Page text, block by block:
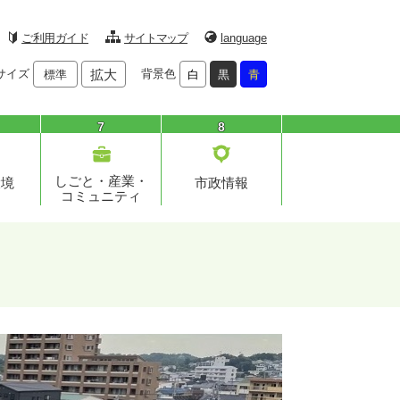
ご利用ガイド サイトマップ language
イズ 標準 拡大 背景色 白 黒 青
7
しごと・産業・
コミュニティ
8
市政情報